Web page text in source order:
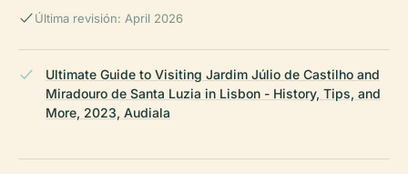
Última revisión: April 2026
Ultimate Guide to Visiting Jardim Júlio de Castilho and
Miradouro de Santa Luzia in Lisbon - History, Tips, and
More, 2023, Audiala